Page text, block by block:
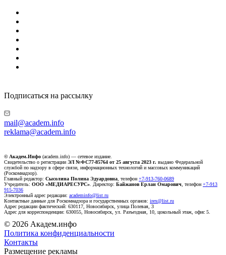
Подписаться на рассылку
mail@academ.info
reklama@academ.info
© Академ.Инфо (academ.info) — сетевое издание.
Свидетельство о регистрации ЭЛ №ФС77-85764 от 25 августа 2023 г. выдано Федеральной
службой по надзору в сфере связи, информационных технологий и массовых коммуникаций
(Роскомнадзор).
Главный редактор: Сысолина Полина Эдуардовна , телефон +7-913-760-0689
Учредитель: ООО «МЕДИАРЕСУРС» . Директор: Байжанов Ерлан Омарович , телефон +7-913
915-7036
Электронный адрес редакции: academinfo@list.ru
Контактные данные для Роскомнадзора и государственных органов: irex@list.ru
Адрес редакции фактический: 630117, Новосибирск, улица Полевая, 3
Адрес для корреспонденции: 630055, Новосибирск, ул. Разъездная, 10, цокольный этаж, офис 5.
© 2026 Академ.инфо
Политика конфиденциальности
Контакты
Размещение рекламы